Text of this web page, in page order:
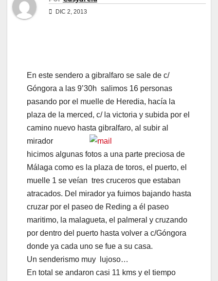
DIC 2, 2013
En este sendero a gibralfaro se sale de c/
Góngora a las 9’30h salimos 16 personas
pasando por el muelle de Heredia, hacía la
plaza de la merced, c/ la victoria y subida por el
camino nuevo hasta gibralfaro, al subir al
mirador
hicimos algunas fotos a una parte preciosa de
Málaga como es la plaza de toros, el puerto, el
muelle 1 se veían tres cruceros que estaban
atracados. Del mirador ya fuimos bajando hasta
cruzar por el paseo de Reding a él paseo
maritimo, la malagueta, el palmeral y cruzando
por dentro del puerto hasta volver a c/Góngora
donde ya cada uno se fue a su casa.
Un senderismo muy lujoso…
En total se andaron casi 11 kms y el tiempo